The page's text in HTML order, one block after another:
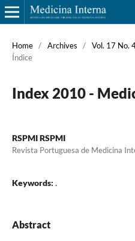
Home / Archives / Vol. 17 No.
Índice
Index 2010 -
RSPMI RSPMI
Revista Portuguesa de Medicina
Keywords: .
Abstract